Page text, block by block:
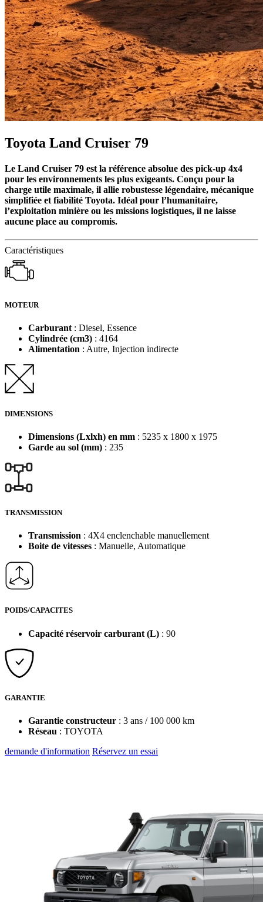
Toyota Land Cruiser 79
Le Land Cruiser 79 est la référence absolue des pick-up 4x4
pour les environnements les plus exigeants. Conçu pour la
charge utile maximale, il allie robustesse légendaire, mécanique
simplifiée et fiabilité Toyota. Idéal pour l’humanitaire,
l’exploitation minière ou les missions logistiques, il ne laisse
aucune place au compromis.
Caractéristiques
MOTEUR
Carburant: Diesel, Essence
Cylindrée (cm3) : 4164
Alimentation : Autre, Injection indirecte
DIMENSIONS
Dimensions (Lxlxh) en mm : 5235 x 1800 x 1975
Garde au sol (mm) : 235
TRANSMISSION
Transmission : 4X4 enclenchable manuellement
Boite de vitesses : Manuelle, Automatique
POIDS/CAPACITES
Capacité réservoir carburant (L) : 90
GARANTIE
Garantie constructeur : 3 ans / 100 000 km
Réseau : TOYOTA
demande d'information Réservez un essai